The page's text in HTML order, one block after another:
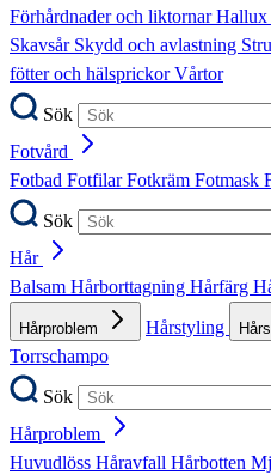
Förhårdnader och liktornarHallux
Skavsår Skydd och avlastning
fötter och hälsprickorVårtor
Sök
Fotvård
Fotbad FotfilarFotkräm Fotmask
Sök
Hår
Balsam Hårborttagning Hårfärg
Hårproblem Hårstyling
Torrschampo
Sök
Hårproblem
Huvudlöss Håravfall Hårbotten